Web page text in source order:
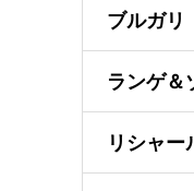
ブルガリ
ランゲ＆
リシャー